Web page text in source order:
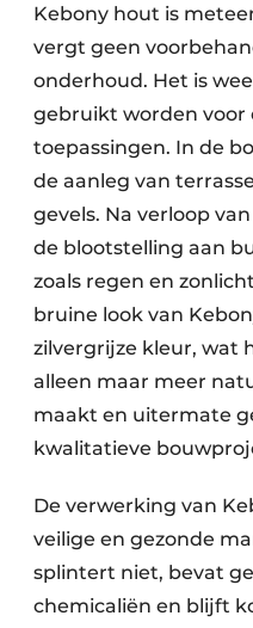
Kebony hout is
vergt geen
onderhoud. Het is
gebruikt worden voor
toepassingen. In de
de aanleg van
gevels. Na verloop
de blootstelling aan
zoals regen en
bruine look van
zilvergrijze kleur, wat
alleen maar meer
maakt en uitermate
kwalitatieve
De verwerking van
veilige en gezonde
splintert niet, bevat
chemicaliën en blijft